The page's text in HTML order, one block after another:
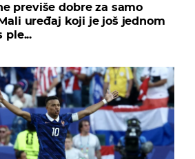
previše dobre za samo
uređaj koji je još jednom
ple...